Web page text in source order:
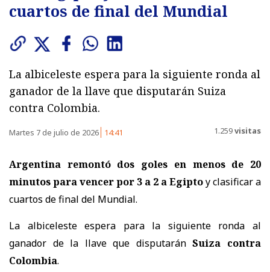
cuartos de final del Mundial
La albiceleste espera para la siguiente ronda al
ganador de la llave que disputarán Suiza
contra Colombia.
Martes 7 de julio de 2026 14:41 1.259visitas
Argentina remontó dos goles en menos de 20
minutos para vencer por 3 a 2 a Egiptoy clasificar a
cuartos de final del Mundial.
La albiceleste espera para la siguiente ronda al
ganador de la llave que disputaránSuiza contra
Colombia.